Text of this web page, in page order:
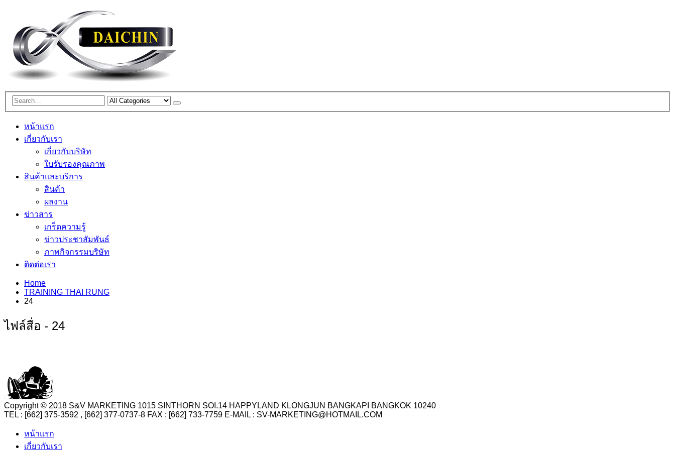
หน้าแรก
เกี่ยวกับเรา
เกี่ยวกับบริษัท
ใบรับรองคุณภาพ
สินค้าและบริการ
สินค้า
ผลงาน
ข่าวสาร
เกร็ดความรู้
ข่าวประชาสัมพันธ์
ภาพกิจกรรมบริษัท
ติดต่อเรา
Home
TRAINING THAI RUNG
24
ไฟล์สื่อ - 24
Copyright © 2018 S&V MARKETING 1015 SINTHORN SOI.14 HAPPYLAND KLONGJUN BANGKAPI BANGKOK 10240
TEL : [662] 375-3592 , [662] 377-0737-8 FAX : [662] 733-7759 E-MAIL : SV-MARKETING@HOTMAIL.COM
หน้าแรก
เกี่ยวกับเรา